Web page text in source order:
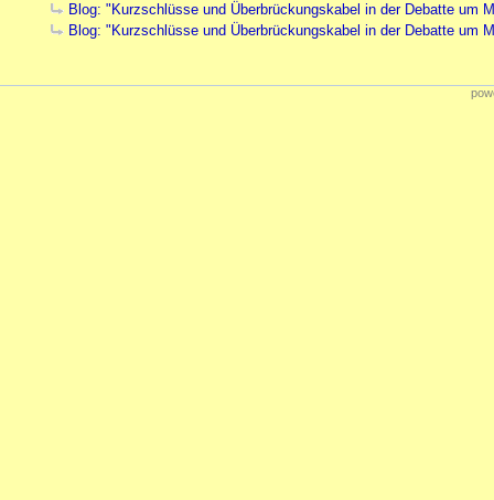
Blog: "Kurzschlüsse und Überbrückungskabel in der Debatte um
Blog: "Kurzschlüsse und Überbrückungskabel in der Debatte um